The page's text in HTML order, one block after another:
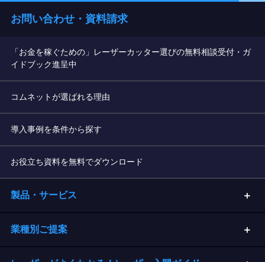
お問い合わせ・資料請求
「お金を稼ぐための」レーザーカッター選びの無料相談受付・ガ
イドブック進呈中
コムネットが選ばれる理由
導入事例を条件から探す
お役立ち資料を無料でダウンロード
製品・サービス
業種別ご提案